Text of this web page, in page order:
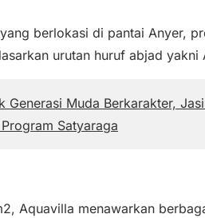
berlokasi di pantai Anyer,
urutan huruf abjad
Generasi Muda Berkarakter,
Satyaraga
Aquavilla menawarkan